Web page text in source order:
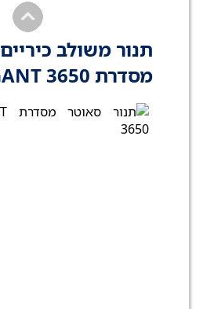
מסדרת ELEGANT 3650